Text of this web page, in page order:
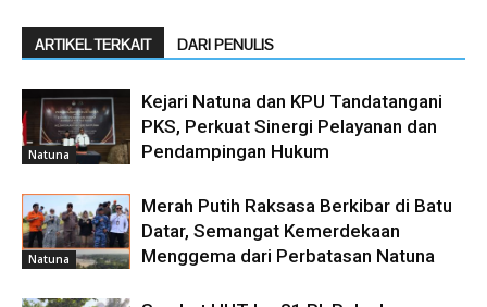
ARTIKEL TERKAIT DARI PENULIS
Natuna
Kejari Natuna dan KPU Tandatangani
PKS, Perkuat Sinergi Pelayanan dan
Pendampingan Hukum
Natuna
Merah Putih Raksasa Berkibar di Batu
Datar, Semangat Kemerdekaan
Menggema dari Perbatasan Natuna